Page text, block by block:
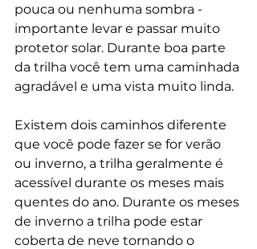
pouca ou nenhuma sombra -
importante levar e passar muito
protetor solar. Durante boa parte
da trilha você tem uma caminhada
agradável e uma vista muito linda.
Existem dois caminhos diferente
que você pode fazer se for verão
ou inverno, a trilha geralmente é
acessível durante os meses mais
quentes do ano. Durante os meses
de inverno a trilha pode estar
coberta de neve tornando o